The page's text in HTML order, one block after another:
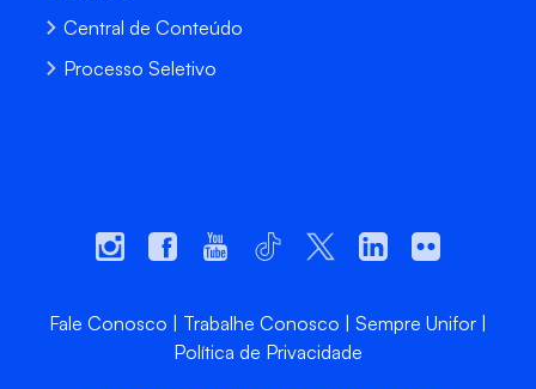
Central de Conteúdo
Processo Seletivo
Fale Conosco Trabalhe Conosco
Sempre Unifor
Política de Privacidade